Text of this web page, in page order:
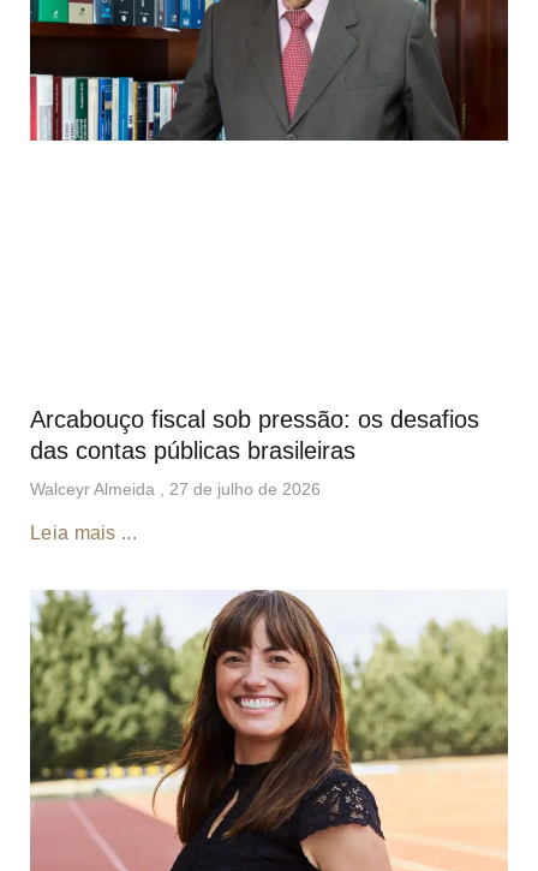
Arcabouço fiscal sob pressão: os desafios
das contas públicas brasileiras
Walceyr Almeida 27 de julho de 2026
Leia mais ...